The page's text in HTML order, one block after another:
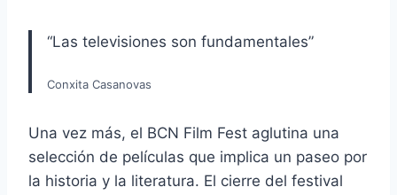
“Las televisiones son fundamentales”
Conxita Casanovas
Una vez más, el BCN Film Fest aglutina una
selección de películas que implica un paseo por
la historia y la literatura. El cierre del festival